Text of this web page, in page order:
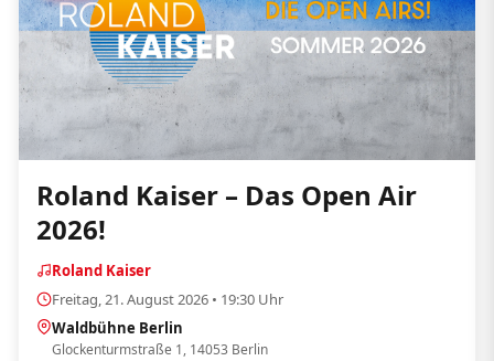
Roland Kaiser – Das Open Air
2026!
Roland Kaiser
Freitag, 21. August 2026 • 19:30 Uhr
Waldbühne Berlin
Glockenturmstraße 1, 14053 Berlin